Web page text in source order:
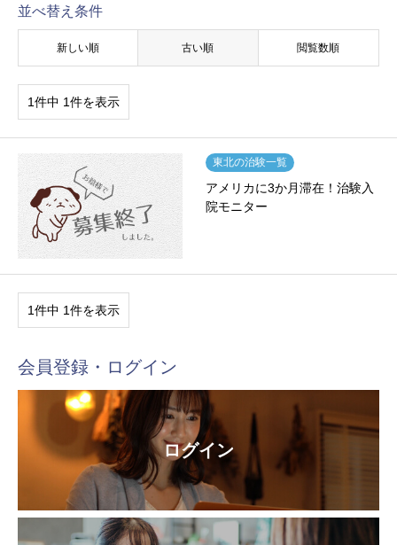
並べ替え条件
新しい順 古い順 閲覧数順
1件中 1件を表示
東北の治験一覧
アメリカに3か月滞在！治験入
院モニター
1件中 1件を表示
会員登録・ログイン
ログイン